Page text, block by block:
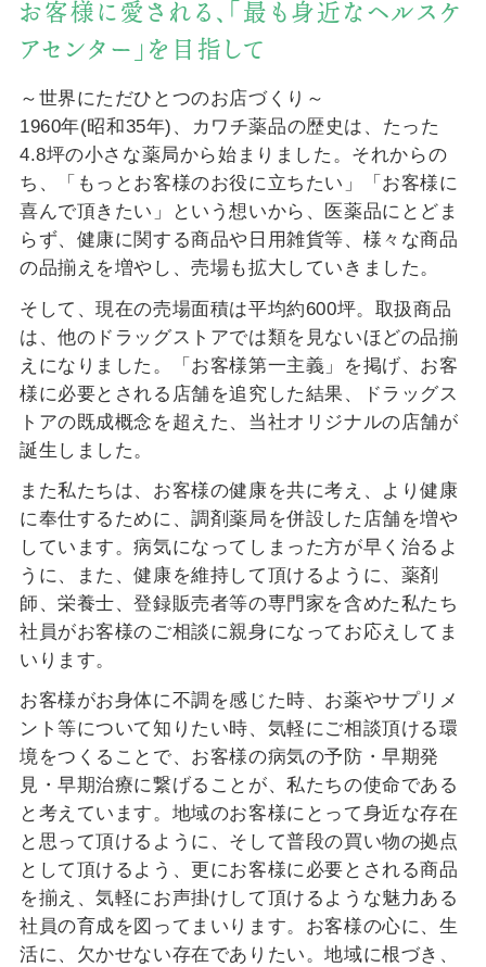
お客様に愛される、 「最も身近なヘルスケ
アセンター」を目指して
～世界にただひとつのお店づくり～
1960年(昭和35年)、カワチ薬品の歴史は、たった
4.8坪の小さな薬局から始まりました。 それからの
ち、「もっとお客様のお役に立ちたい」「お客様に
喜んで頂きたい」という想いから、医薬品にとどま
らず、健康に関する商品や日用雑貨等、様々な商品
の品揃えを増やし、売場も拡大していきました。
そして、現在の売場面積は平均約600坪。 取扱商品
は、他のドラッグストアでは類を見ないほどの品揃
えになりました。「お客様第一主義」を掲げ、お客
様に必要とされる店舗を追究した結果、ドラッグス
トアの既成概念を超えた、当社オリジナルの店舗が
誕生しました。
また私たちは、お客様の健康を共に考え、より健康
に奉仕するために、調剤薬局を併設した店舗を増や
しています。病気になってしまった方が早く治るよ
うに、また、健康を維持して頂けるように、薬剤
師、栄養士、登録販売者等の専門家を含めた私たち
社員がお客様のご相談に親身になってお応えしてま
いります。
お客様がお身体に不調を感じた時、お薬やサプリメ
ント等について知りたい時、気軽にご相談頂ける環
境をつくることで、お客様の病気の予防・早期発
見・早期治療に繋げることが、私たちの使命である
と考えています。地域のお客様にとって身近な存在
と思って頂けるように、そして普段の買い物の拠点
として頂けるよう、更にお客様に必要とされる商品
を揃え、気軽にお声掛けして頂けるような魅力ある
社員の育成を図ってまいります。 お客様の心に、生
活に、欠かせない存在でありたい。地域に根づき、